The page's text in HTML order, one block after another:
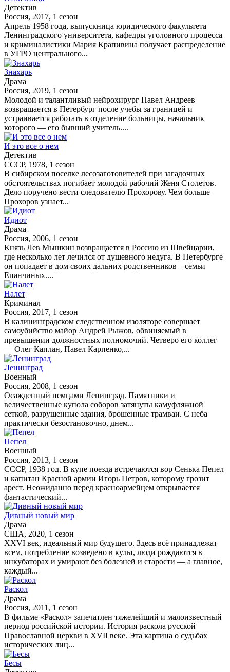
Детектив
Россия, 2017, 1 сезон
Апрель 1958 года, выпускница юридического факультета
Ленинградского университета, кафедры уголовного процесса
и криминалистики Мария Крапивина получает распределение
в УГРО центрального...
Знахарь
Драма
Россия, 2019, 1 сезон
Молодой и талантливый нейрохирург Павел Андреев
возвращается в Петербург после учебы за границей и
устраивается работать в отделение больницы, начальник
которого — его бывший учитель....
И это все о нем
Детектив
СССР, 1978, 1 сезон
В сибирском поселке лесозаготовителей при загадочных
обстоятельствах погибает молодой рабочий Женя Столетов.
Дело поручено вести следователю Прохорову. Чем больше
Прохоров узнает...
Идиот
Драма
Россия, 2006, 1 сезон
Князь Лев Мышкин возвращается в Россию из Швейцарии,
где несколько лет лечился от душевного недуга. В Петербурге
он попадает в дом своих дальних родственников – семьи
Епанчиных....
Налет
Криминал
Россия, 2017, 1 сезон
В калининградском следственном изоляторе совершает
самоубийство майор Андрей Рыжов, обвиняемый в
превышении должностных полномочий. Четверо его коллег
— Олег Каплан, Павел Карпенко,...
Ленинград
Военный
Россия, 2008, 1 сезон
Осажденный немцами Ленинград. Памятники и
величественные купола соборов затянуты камуфляжной
сеткой, разрушенные здания, брошенные трамваи. С неба
практически безостановочно, днем...
Пепел
Военный
Россия, 2013, 1 сезон
СССР, 1938 год. В купе поезда встречаются вор Сенька Пепел
и капитан Красной армии Игорь Петров, которому грозит
арест. Неожиданно перед красноармейцем открывается
фантастический...
Дивный новый мир
Драма
США, 2020, 1 сезон
XXVI век, идеальный мир будущего. Здесь всё принадлежат
всем, потребление возведено в культ, люди рождаются в
инкубаторах и умирают без болезней и старости — а главное,
каждый...
Раскол
Драма
Россия, 2011, 1 сезон
В фильме «Раскол» запечатлен тяжелейший и малоизвестный
период российской истории. История раскола русской
Православной церкви в XVII веке. Эта картина о судьбах
исторических лиц...
Бесы